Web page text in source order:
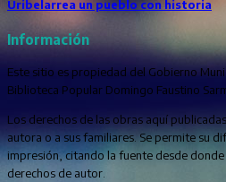
Uribelarrea un pueblo con historia
Información
Este sitio es propiedad del Gobierno
Biblioteca Popular Domingo Faustino
Los derechos de las obras aquí
autora o a sus familiares. Se permite su
impresión, citando la fuente desde
derechos de autor.